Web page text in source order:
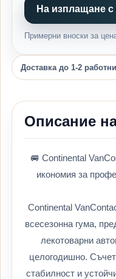
На изплащане
Примерни вноски за
Доставка до 1-2
Описание
🚐 Continental
икономия за
Continental
всесезонна гума,
лекотоварни
целогодишно.
стабилност и